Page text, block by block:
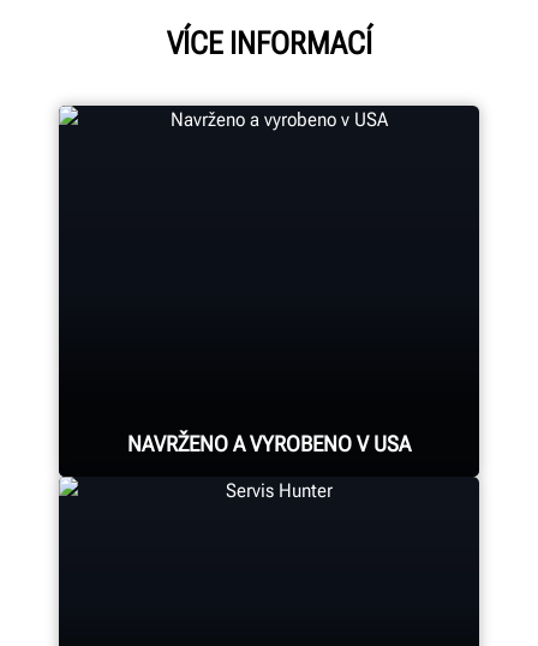
VÍCE INFORMACÍ
NAVRŽENO A VYROBENO V USA